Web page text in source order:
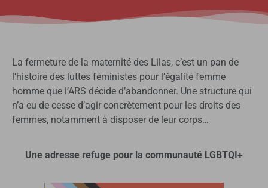
La fermeture de la maternité des Lilas, c’est un pan de
l’histoire des luttes féministes pour l’égalité femme
homme que l’ARS décide d’abandonner. Une structure qui
n’a eu de cesse d’agir concrètement pour les droits des
femmes, notamment à disposer de leur corps…
Une adresse refuge pour la communauté LGBTQI+